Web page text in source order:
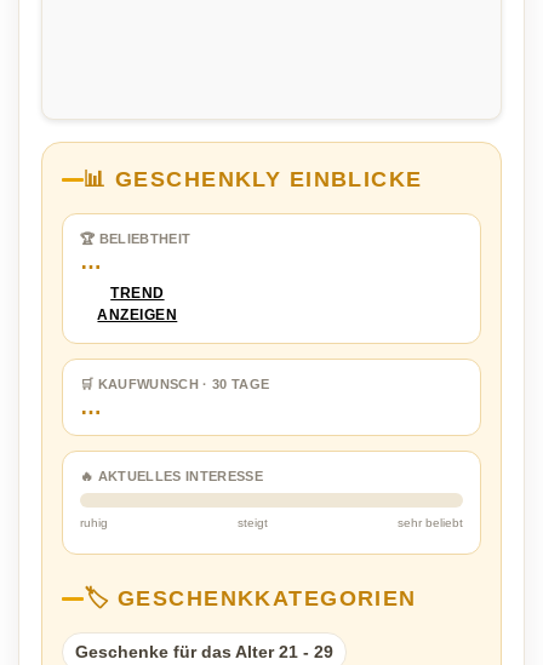
📊 GESCHENKLY EINBLICKE
🏆 BELIEBTHEIT
…
TREND
ANZEIGEN
🛒 KAUFWUNSCH · 30 TAGE
…
🔥 AKTUELLES INTERESSE
ruhig steigt sehr beliebt
🏷️ GESCHENKKATEGORIEN
Geschenke für das Alter 21 - 29